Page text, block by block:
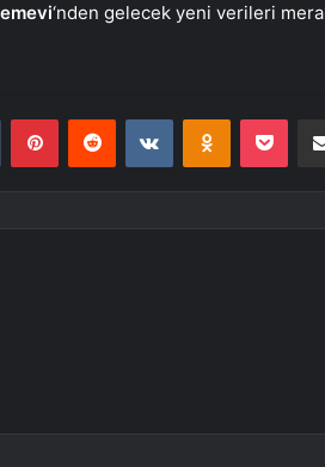
‘nden gelecek yeni verileri
Tumblr PinterestReddit VKontakteOdnoklassniki